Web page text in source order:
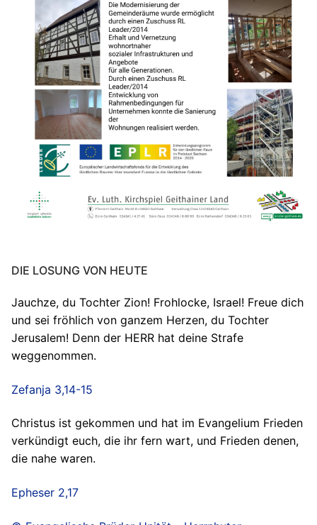
DIE LOSUNG VON HEUTE
Jauchze, du Tochter Zion! Frohlocke, Israel! Freue dich
und sei fröhlich von ganzem Herzen, du Tochter
Jerusalem! Denn der HERR hat deine Strafe
weggenommen.
Zefanja 3,14-15
Christus ist gekommen und hat im Evangelium Frieden
verkündigt euch, die ihr fern wart, und Frieden denen,
die nahe waren.
Epheser 2,17